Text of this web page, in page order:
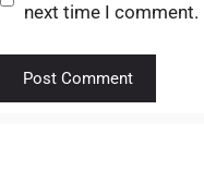
next time I comment.